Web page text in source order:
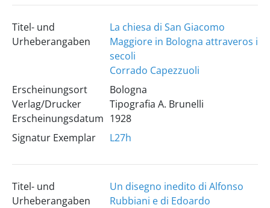
Titel- und
Urheberangaben
La chiesa di San Giacomo
Maggiore in Bologna attraveros i
secoli
Corrado Capezzuoli
Erscheinungsort
Verlag/Drucker
Erscheinungsdatum
Bologna
Tipografia A. Brunelli
1928
Signatur Exemplar
L27h
Titel- und
Urheberangaben
Un disegno inedito di Alfonso
Rubbiani e di Edoardo